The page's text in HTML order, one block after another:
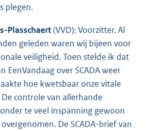
plegen.
Plasschaert(VVD): Voorzitter. Al
geleden waren wij bijeen voor
veiligheid. Toen stelde ik dat
EenVandaag over SCADA weer
hoe kwetsbaar onze vitale
controle van allerhande
te veel inspanning gewoon
De SCADA-brief van